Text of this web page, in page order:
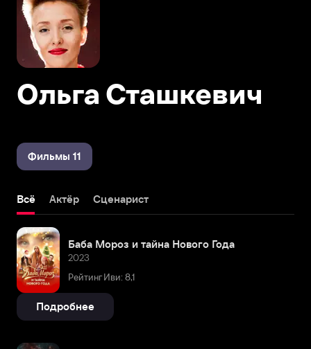
Ольга Сташкевич
Фильмы 11
Всё Актёр Сценарист
Баба Мороз и тайна Нового Года
2023
Рейтинг Иви: 8,1
Подробнее